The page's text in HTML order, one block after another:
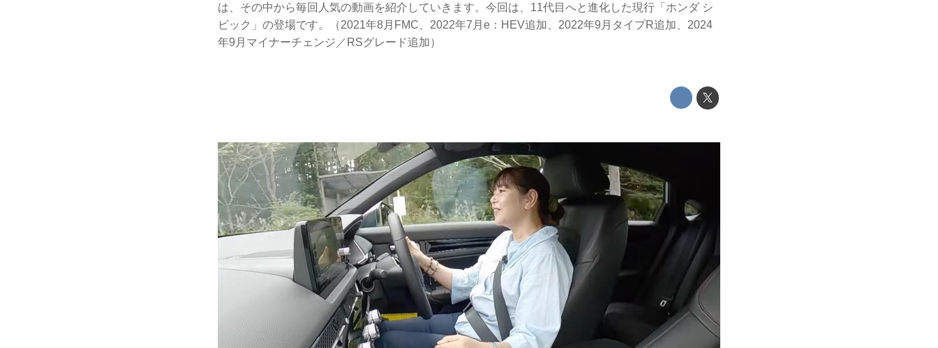
は、その中から毎回人気の動画を紹介していきます。今回は、11代目へと進化した現行「ホンダ シ
ビック」の登場です。（2021年8月FMC、2022年7月e：HEV追加、2022年9月タイプR追加、2024
年9月マイナーチェンジ／RSグレード追加）